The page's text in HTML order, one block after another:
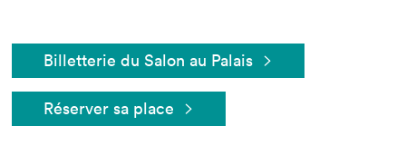
Billetterie du Salon au Palais
Réserver sa place